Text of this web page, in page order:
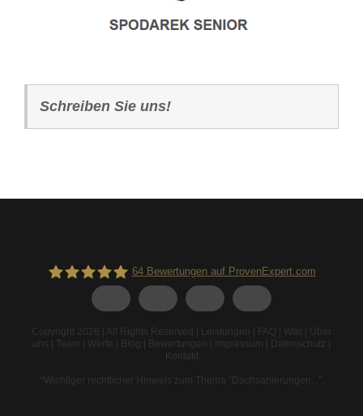
Schreiben Sie uns!
64Bewertungen auf ProvenExpert.com
Copyright 2026 | All Rights Reserved | Leistungen | FAQ | Wiki | Über
uns | Team | Werte | Blog | Bewertungen | Impressum | Datenschutz |
Kontakt
*Wichtiger rechtlicher Hinweis zum Thema “Dachsanierungen...”